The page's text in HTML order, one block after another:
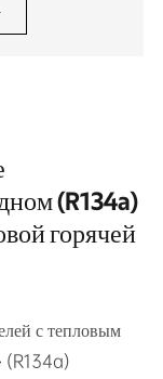
(R134a)
горячей
с тепловым
(R134a)